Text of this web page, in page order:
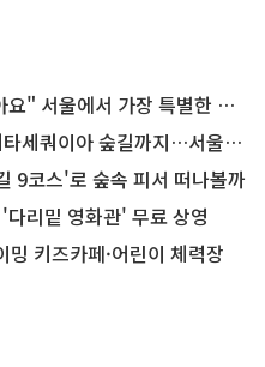
에서 가장 특별한 편의점의 정체
아 숲길까지…서울둘레길 15코스
9코스'로 숲속 피서 떠나볼까
리밑 영화관' 무료 상영
키즈카페·어린이 체력장